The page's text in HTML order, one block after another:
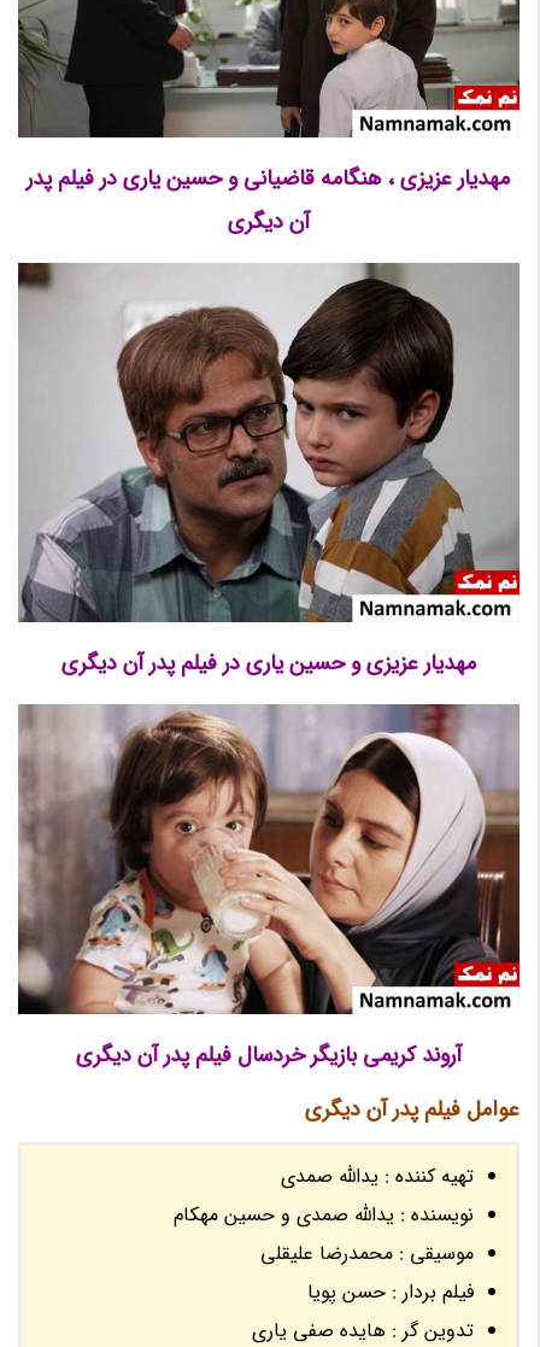
مهدیار عزیزی ، هنگامه قاضیانی و حسین یاری در فیلم پدر
آن دیگری
مهدیار عزیزی و حسین یاری در فیلم پدر آن دیگری
آروند کریمی بازیگر خردسال فیلم پدر آن دیگری
عوامل فیلم پدر آن دیگری
تهیه کننده : یدالله صمدی
نویسنده : یدالله صمدی و حسین مهکام
موسیقی : محمدرضا علیقلی
فیلم بردار : حسن پویا
تدوین گر : هایده صفی یاری